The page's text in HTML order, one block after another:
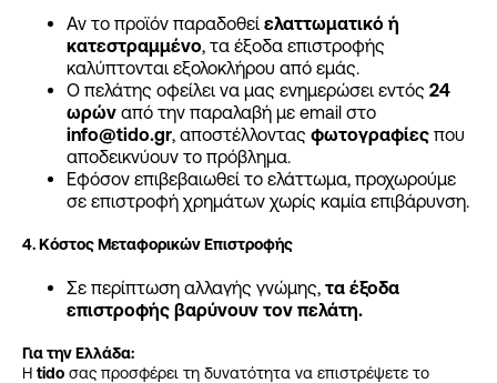
Αν το προϊόν παραδοθεί ελαττωματικό ή
κατεστραμμένο, τα έξοδα επιστροφής
καλύπτονται εξολοκλήρου από εμάς.
Ο πελάτης οφείλει να μας ενημερώσει εντός 24
ωρών από την παραλαβή με email στο
info@tido.gr, αποστέλλοντας φωτογραφίες που
αποδεικνύουν το πρόβλημα.
Εφόσον επιβεβαιωθεί το ελάττωμα, προχωρούμε
σε επιστροφή χρημάτων χωρίς καμία επιβάρυνση.
4. Κόστος Μεταφορικών Επιστροφής
Σε περίπτωση αλλαγής γνώμης, τα έξοδα
επιστροφής βαρύνουν τον πελάτη.
Για την Ελλάδα:
Η tido σας προσφέρει τη δυνατότητα να επιστρέψετε το